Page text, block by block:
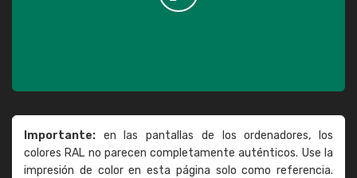
Importante: en las pantallas de los ordenadores, los
colores RAL no parecen completamente auténticos. Use la
impresión de color en esta página solo como referencia.